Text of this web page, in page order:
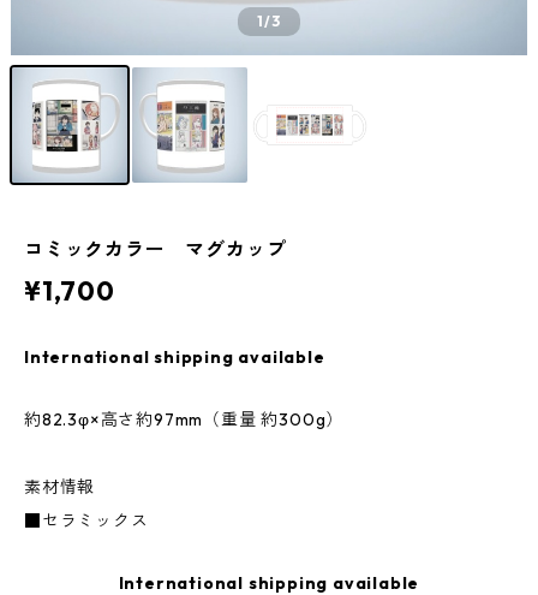
1/3
コミックカラー マグカップ
¥1,700
International shipping available
約82.3φ×高さ約97mm（重量 約300g）
素材情報
■セラミックス
International shipping available